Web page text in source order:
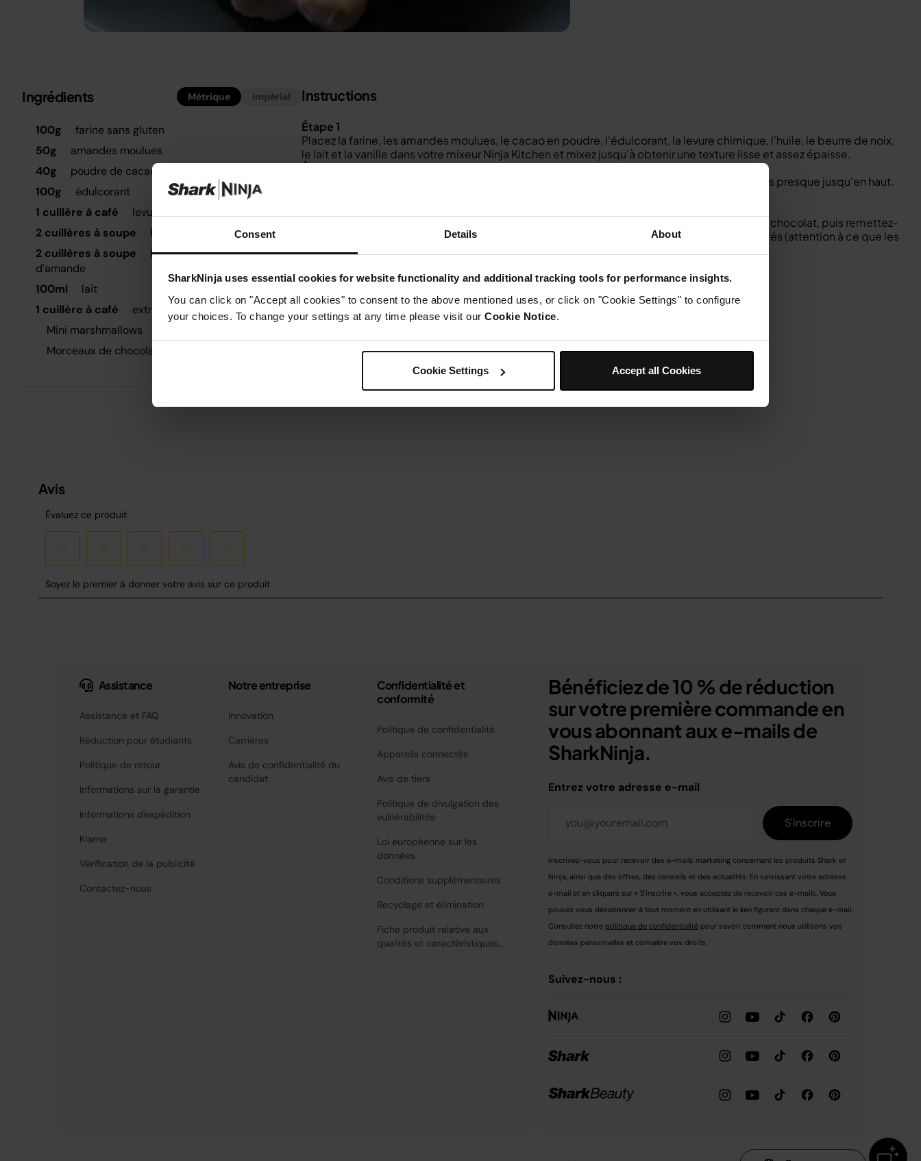
Consent Details About
SharkNinja uses essential cookies for website functionality and additional tracking tools for performance insights.
You can click on "Accept all cookies" to consent to the above mentioned uses, or click on "Cookie Settings" to configure
your choices. To change your settings at any time please visit our Cookie Notice.
Cookie Settings Accept all Cookies
Ingrédients Métrique Impérial
100g
farine sans gluten
50g
amandes moulues
40g
poudre de cacao
100g
édulcorant
1 cuillère à café
levure chimique
2 cuillères à soupe
huile de coco, fondue
2 cuillères à soupe
beurre de noix de cajou ou
d'amande
100ml
lait
1 cuillère à café
extrait de vanille
Mini marshmallows
Morceaux de chocolat au lait ou noir
Instructions
Étape 1
Placez la farine, les amandes moulues, le cacao en poudre, l'édulcorant, la levure chimique, l'huile, le beurre de noix,
le lait et la vanille dans votre mixeur Ninja Kitchen et mixez jusqu'à obtenir une texture lisse et assez épaisse.
Étape 2
Répartissez-les dans un moule à muffins à 6 trous en silicone / bien graissé et remplissez-les presque jusqu'en haut.
Retirez-les, saupoudrez-les de quelques guimauves et enfoncez-y quelques morceaux de chocolat, puis remettez-
les dans le four pour qu'ils continuent à cuire pendant 15 minutes jusqu'à ce qu'ils soient dorés (attention à ce que les
guimauves ne brûlent pas !).
Laissez refroidir, sortez-les du moule et dégustez-les !
Assistance
Assistance et FAQ
Réduction pour étudiants
Politique de retour
Informations sur la garantie
Informations d'expédition
Klarna
Vérification de la publicité
Contactez-nous
Notre entreprise
Innovation
Carrières
Avis de confidentialité du
candidat
Confidentialité et
conformité
Politique de confidentialité
Appareils connectés
Avis de tiers
Politique de divulgation des
vulnérabilités
Loi européenne sur les
données
Conditions supplémentaires
Recyclage et élimination
Fiche produit relative aux
qualités et caractéristiques
Bénéficiez de 10 % de réduction
sur votre première commande en
vous abonnant aux e-mails de
SharkNinja.
Entrez votre adresse e-mail
S'inscrire
Inscrivez-vous pour recevoir des e-mails marketing concernant les produits Shark et
Ninja, ainsi que des offres, des conseils et des actualités. En saisissant votre adresse
e-mail et en cliquant sur « S'inscrire », vous acceptez de recevoir ces e-mails. Vous
pouvez vous désabonner à tout moment en utilisant le lien figurant dans chaque e-mail.
Consultez notre politique de confidentialité pour savoir comment nous utilisons vos
données personnelles et connaître vos droits.
Suivez-nous :